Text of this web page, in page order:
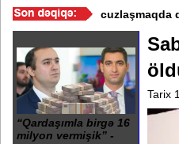
/ Azərbaycan nefti
“Qardaşımla birgə 16
milyon vermişik” -
Tarix